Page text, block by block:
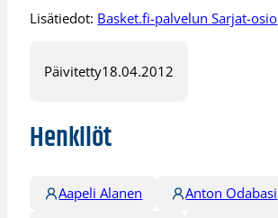
Lisätiedot: Basket.fi-palvelun Sarjat-osio
Päivitetty18.04.2012
Henkilöt
Aapeli Alanen
Anton Odabasi